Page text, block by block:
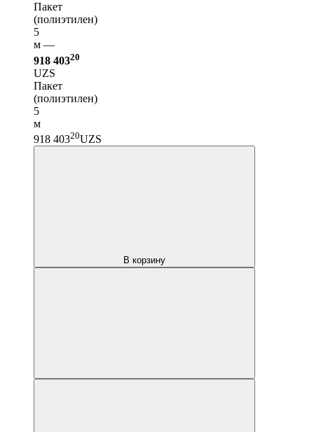
Пакет
(полиэтилен)
5
м —
918 40320
UZS
Пакет
(полиэтилен)
5
м
918 40320UZS
В корзину